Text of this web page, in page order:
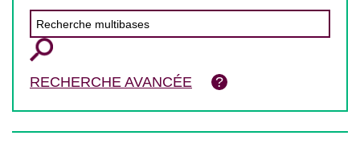
RECHERCHE AVANCÉE